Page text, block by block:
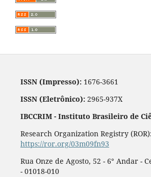
ISSN (Impresso):1676-3661
ISSN (Eletrônico):2965-937X
IBCCRIM - Instituto Brasileiro de
Research Organization Registry (ROR):
https://ror.org/03m09fn93
Rua Onze de Agosto, 52 - 6° Andar -
- 01018-010